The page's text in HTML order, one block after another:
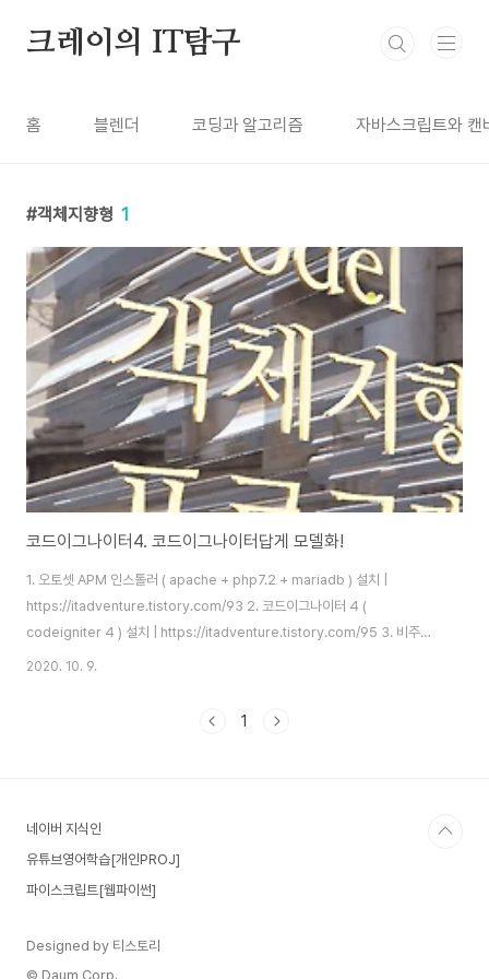
크레이의 IT탐구
홈 블렌더 코딩과 알고리즘 자바스크립트와 캔
객체지향형 1
코드이그나이터4. 코드이그나이터답게 모델화!
1. 오토셋 APM 인스톨러 ( apache + php7.2 + mariadb ) 설치 |
https://itadventure.tistory.com/93 2. 코드이그나이터 4 (
codeigniter 4 ) 설치 | https://itadventure.tistory.com/95 3. 비주얼
스튜디오 코드 에디터 설치 & 한글 설정 |
https://itadventure.tistory.com/97 5. 웹페이지 편집(2) |
2020. 10. 9.
1
네이버 지식인
유튜브영어학습[개인PROJ]
파이스크립트[웹파이썬]
Designed by 티스토리
© Daum Corp.